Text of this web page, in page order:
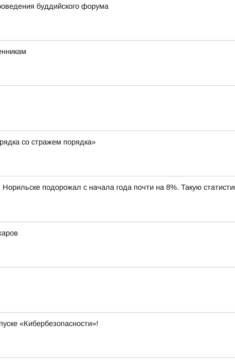
буддийского форума
со стражем порядка»
подорожал с начала года почти на 8%. Такую
«Кибербезопасности»!